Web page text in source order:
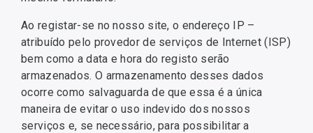
Ao registar-se no nosso site, o endereço IP –
atribuído pelo provedor de serviços de Internet (ISP)
bem como a data e hora do registo serão
armazenados. O armazenamento desses dados
ocorre como salvaguarda de que essa é a única
maneira de evitar o uso indevido dos nossos
serviços e, se necessário, para possibilitar a